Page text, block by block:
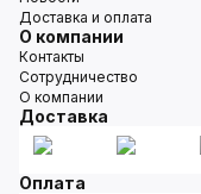
Доставка и оплата
О компании
Контакты
Сотрудничество
О компании
Доставка
Оплата